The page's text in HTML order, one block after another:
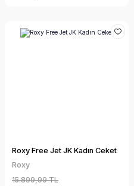
Roxy Free Jet JK Kadın Ceket
Roxy
15.899,99 TL